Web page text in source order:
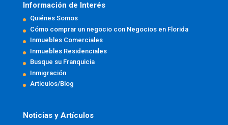
Información de Interés
Quiénes Somos
Cómo comprar un negocio con Negocios en Florida
Inmuebles Comerciales
Inmuebles Residenciales
Busque su Franquicia
Inmigración
Articulos/Blog
Noticias y Artículos